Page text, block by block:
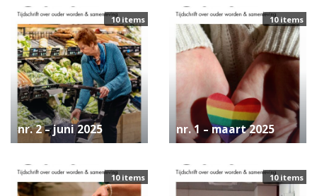
10 items
nr. 2 – juni 2025
10 items
nr. 1 – maart 2025
10 items 10 items